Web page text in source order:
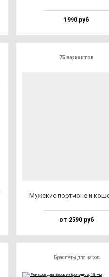
1990 руб
75 вариантов
Муж­ские пор­тмо­не и
от 2590 руб
Браслеты для часов